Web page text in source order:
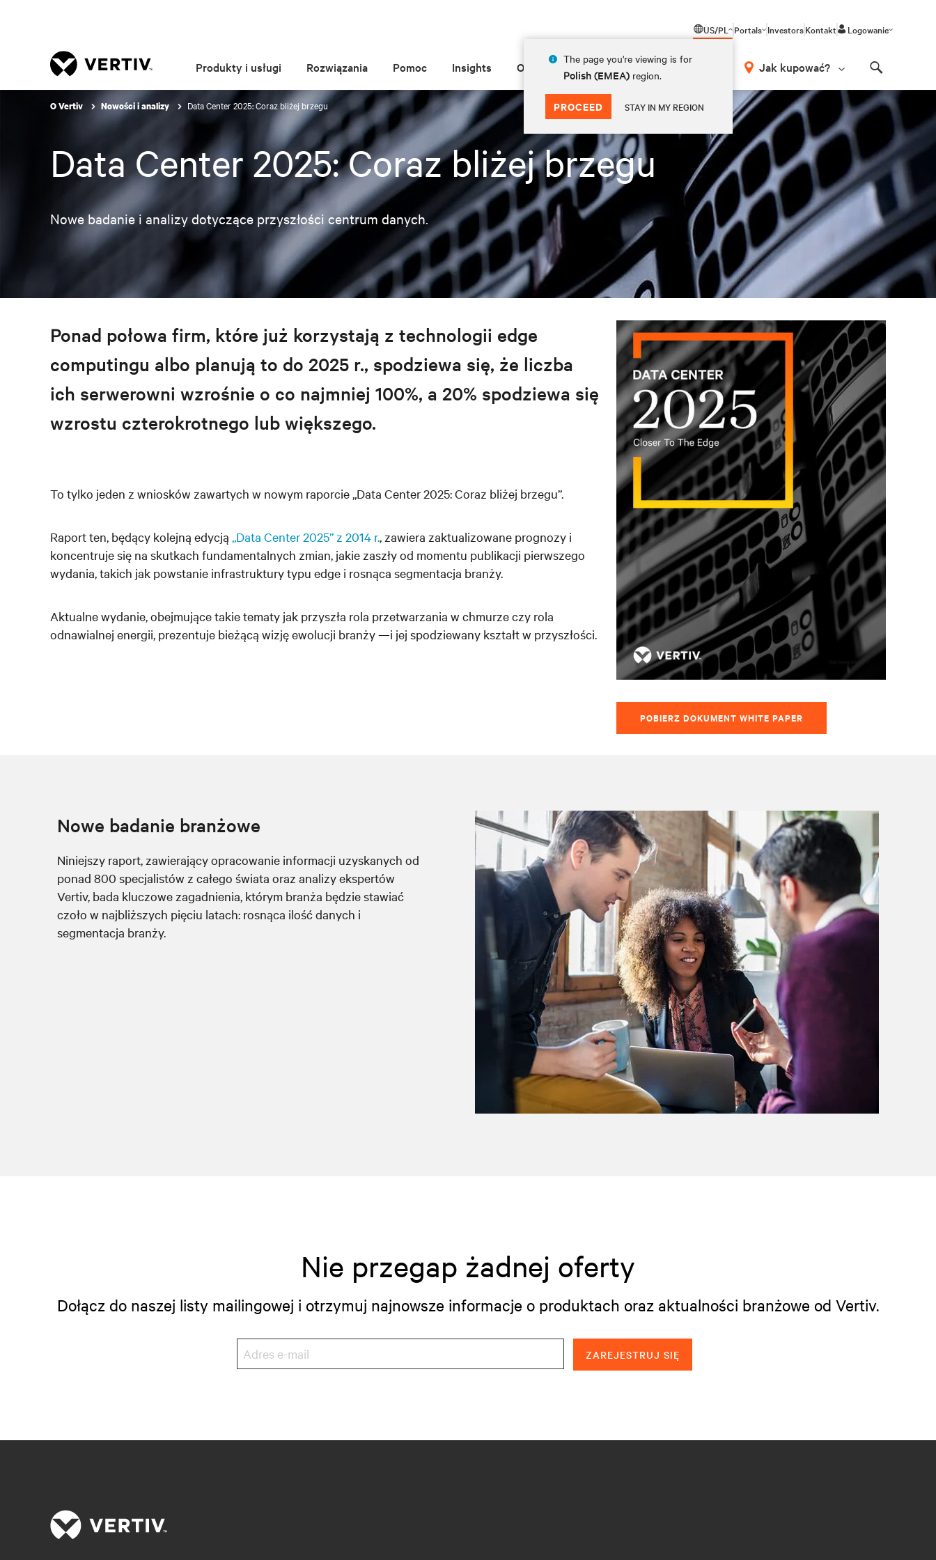
US/PL
The page you're viewing is for
Polish (EMEA) region.
PROCEED STAY IN MY REGION
Portals InvestorsKontakt Logowanie
Produkty i usługi Rozwiązania Pomoc Insights O Vertiv Jak kupować?
O Vertiv Nowości i analizy Data Center 2025: Coraz bliżej brzegu
Data Center 2025: Coraz bliżej brzegu
Nowe badanie i analizy dotyczące przyszłości centrum danych.
Ponad połowa firm, które już korzystają z technologii edge
computingu albo planują to do 2025 r., spodziewa się, że liczba
ich serwerowni wzrośnie o co najmniej 100%, a 20% spodziewa się
wzrostu czterokrotnego lub większego.
To tylko jeden z wniosków zawartych w nowym raporcie „Data Center 2025: Coraz bliżej brzegu”.
Raport ten, będący kolejną edycją „Data Center 2025” z 2014 r., zawiera zaktualizowane prognozy i
koncentruje się na skutkach fundamentalnych zmian, jakie zaszły od momentu publikacji pierwszego
wydania, takich jak powstanie infrastruktury typu edge i rosnąca segmentacja branży.
Aktualne wydanie, obejmujące takie tematy jak przyszła rola przetwarzania w chmurze czy rola
odnawialnej energii, prezentuje bieżącą wizję ewolucji branży —i jej spodziewany kształt w przyszłości.
POBIERZ DOKUMENT WHITE PAPER
Nowe badanie branżowe
Niniejszy raport, zawierający opracowanie informacji uzyskanych od
ponad 800 specjalistów z całego świata oraz analizy ekspertów
Vertiv, bada kluczowe zagadnienia, którym branża będzie stawiać
czoło w najbliższych pięciu latach: rosnąca ilość danych i
segmentacja branży.
Nie przegap żadnej oferty
Dołącz do naszej listy mailingowej i otrzymuj najnowsze informacje o produktach oraz aktualności branżowe od Vertiv.
ZAREJESTRUJ SIĘ